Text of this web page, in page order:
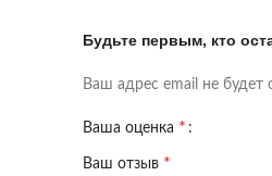
Будьте первым, кто
Ваш адрес email не будет
Ваша оценка *
Ваш отзыв *